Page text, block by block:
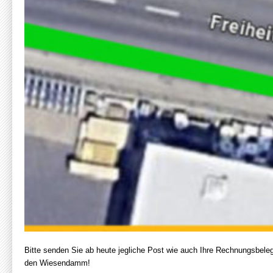
Bitte senden Sie ab heute jegliche Post wie auch Ihre
den Wiesendamm!